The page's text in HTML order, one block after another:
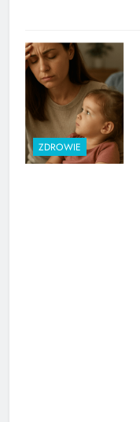
ZDROWIE